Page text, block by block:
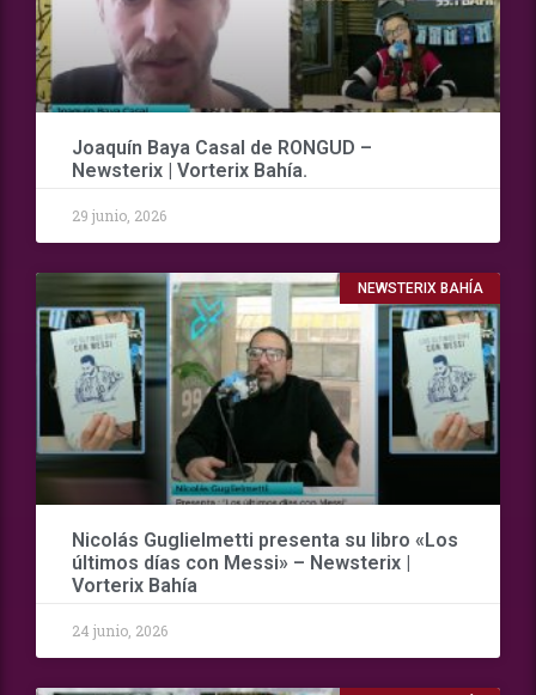
Joaquín Baya Casal de RONGUD –
Newsterix | Vorterix Bahía.
29 junio, 2026
NEWSTERIX BAHÍA
Nicolás Guglielmetti presenta su libro «Los
últimos días con Messi» – Newsterix |
Vorterix Bahía
24 junio, 2026